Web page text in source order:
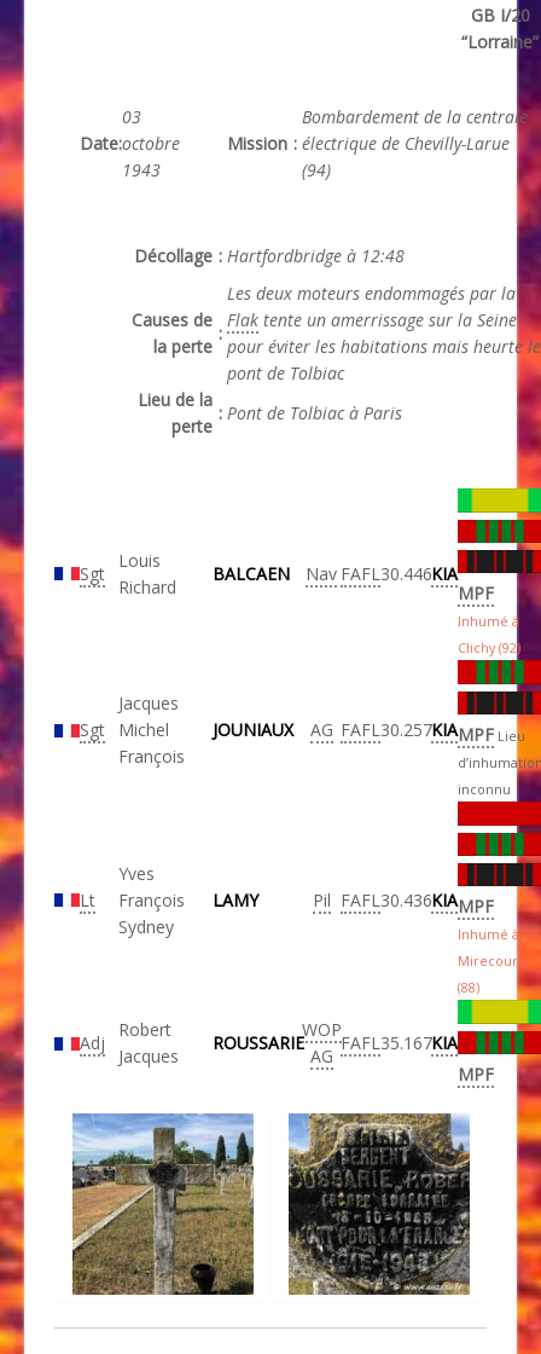
GB I/20
“Lorraine”
Date:
03
octobre
1943
Mission :
Bombardement de la centrale
électrique de Chevilly-Larue
(94)
Décollage : Hartfordbridge à 12:48
Causes de
la perte
:
Les deux moteurs endommagés par la
Flak tente un amerrissage sur la Seine
pour éviter les habitations mais heurte le
pont de Tolbiac
Lieu de la
perte
: Pont de Tolbiac à Paris
Sgt
Louis
Richard
BALCAEN Nav FAFL30.446KIA
MPF
Inhumé à
Clichy (92)
Sgt
Jacques
Michel
François
JOUNIAUX AG FAFL30.257KIAMPF Lieu
inconnu
Lt
Yves
François
Sydney
LAMY Pil FAFL30.436KIAMPF
Inhumé à
Mirecourt
(88)
Adj
Robert
Jacques
ROUSSARIE
WOP
AG
FAFL35.167KIA
MPF